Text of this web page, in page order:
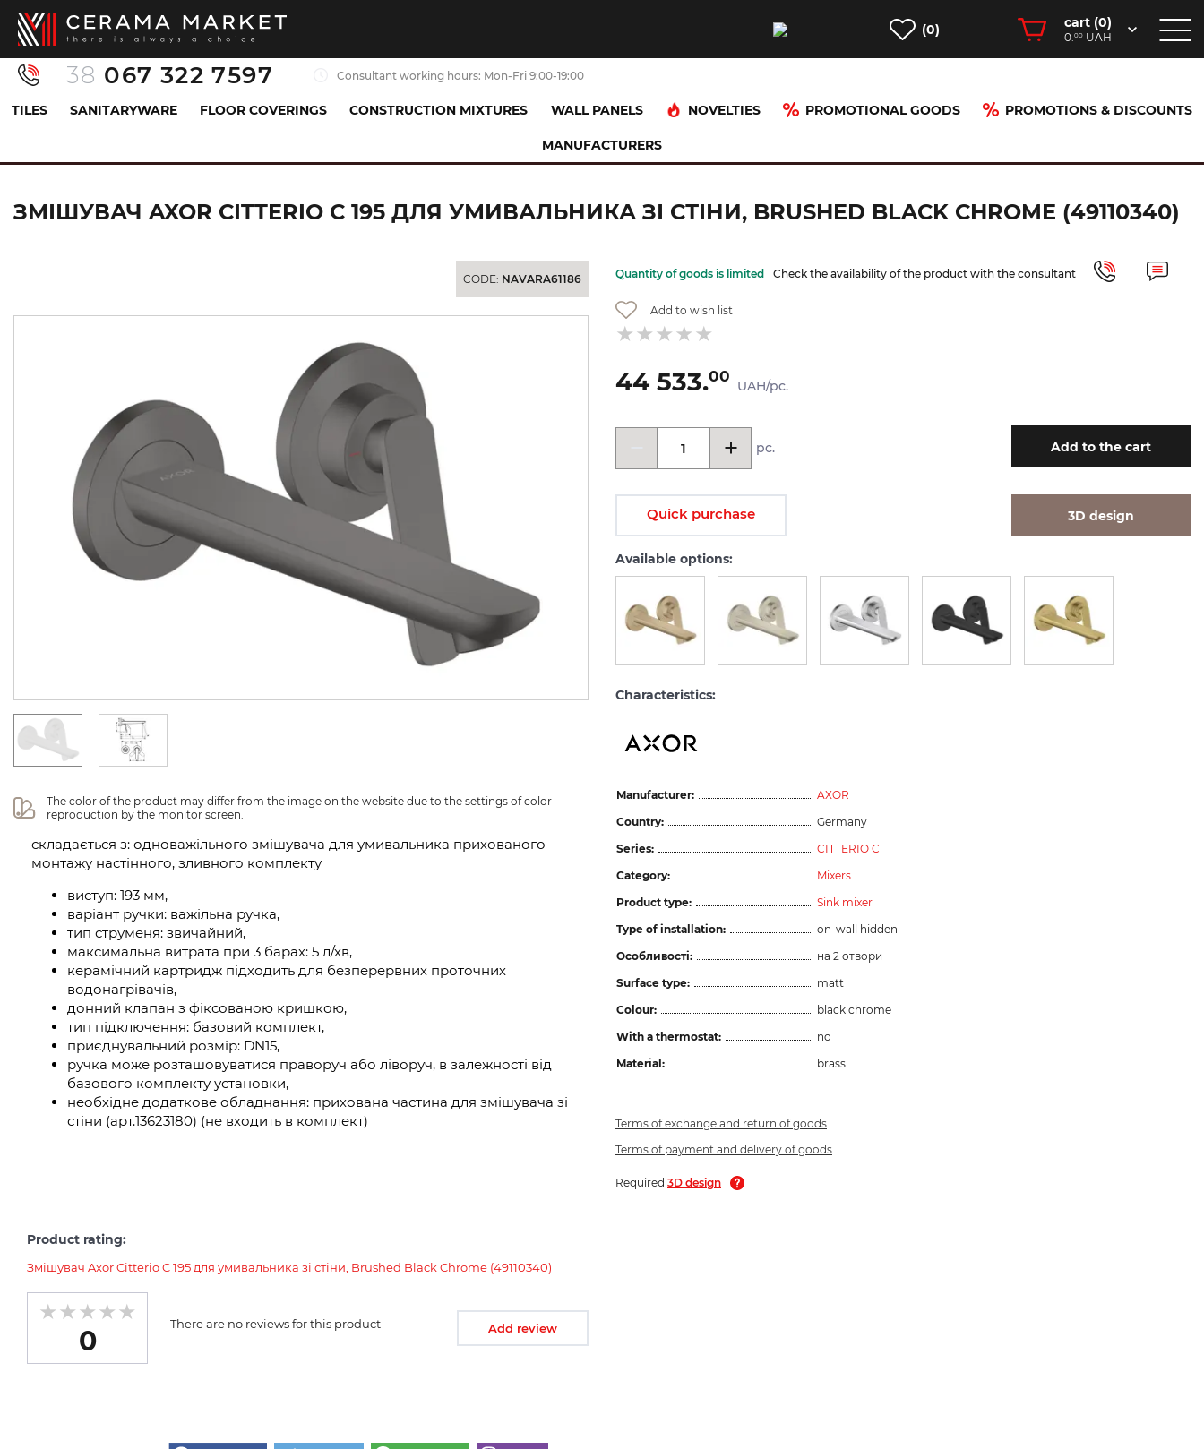
(0) cart (0)
0.00 UAH
38 067 322 7597 Consultant working hours: Mon-Fri 9:00-19:00
TILES SANITARYWARE FLOOR COVERINGS CONSTRUCTION MIXTURES WALL PANELS NOVELTIES PROMOTIONAL GOODS PROMOTIONS & DISCOUNTS
MANUFACTURERS
Змішувач Axor Citterio C 195 для умивальника зі стіни, Brushed Black Chrome (49110340)
ЗМІШУВАЧ AXOR CITTERIO C 195 ДЛЯ УМИВАЛЬНИКА ЗІ СТІНИ, BRUSHED BLACK CHROME (49110340)
CODE: NAVARA61186
The color of the product may differ from the image on the website due to the settings of color
reproduction by the monitor screen.
складається з: одноважільного змішувача для умивальника прихованого
монтажу настінного, зливного комплекту
виступ: 193 мм,
варіант ручки: важільна ручка,
тип струменя: звичайний,
максимальна витрата при 3 барах: 5 л/хв,
керамічний картридж підходить для безперервних проточних
водонагрівачів,
донний клапан з фіксованою кришкою,
тип підключення: базовий комплект,
приєднувальний розмір: DN15,
ручка може розташовуватися праворуч або ліворуч, в залежності від
базового комплекту установки,
необхідне додаткове обладнання: прихована частина для змішувача зі
стіни (арт.13623180) (не входить в комплект)
Quantity of goods is limited Check the availability of the product with the consultant
Add to wish list
44 533.00
UAH/pc.
pc. Add to the cart
Quick purchase 3D design
Available options:
Characteristics:
Manufacturer:
AXOR
Country:
Germany
Series:
CITTERIO C
Category:
Mixers
Product type:
Sink mixer
Type of installation:
on-wall hidden
Особливості:
на 2 отвори
Surface type:
matt
Colour:
black chrome
With a thermostat:
no
Material:
brass
Terms of exchange and return of goods
Terms of payment and delivery of goods
Required 3D design
Product rating:
Змішувач Axor Citterio C 195 для умивальника зі стіни, Brushed Black Chrome (49110340)
0
There are no reviews for this product Add review